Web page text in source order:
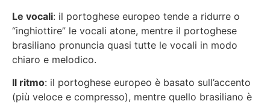
Le vocali: il portoghese europeo tende a ridurre o
“inghiottire” le vocali atone, mentre il portoghese
brasiliano pronuncia quasi tutte le vocali in modo
chiaro e melodico.
Il ritmo: il portoghese europeo è basato sull’accento
(più veloce e compresso), mentre quello brasiliano è